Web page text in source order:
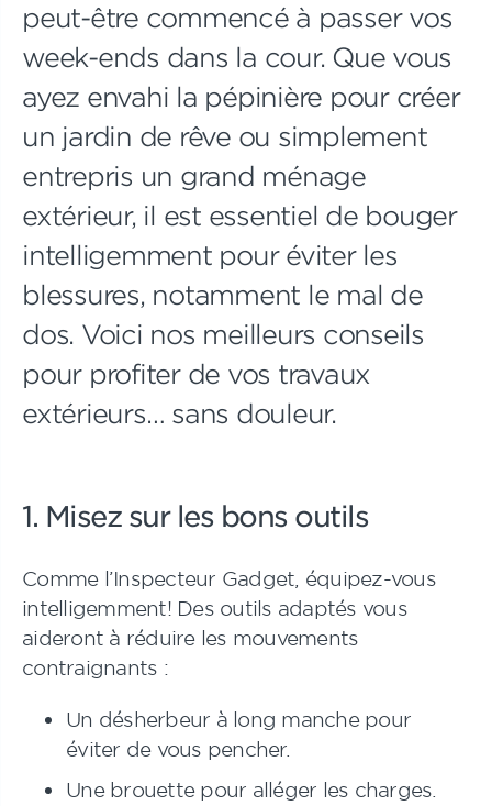
peut-être commencé à passer vos
week-ends dans la cour. Que vous
ayez envahi la pépinière pour créer
un jardin de rêve ou simplement
entrepris un grand ménage
extérieur, il est essentiel de bouger
intelligemment pour éviter les
blessures, notamment le mal de
dos. Voici nos meilleurs conseils
pour profiter de vos travaux
extérieurs… sans douleur.
1. Misez sur les bons outils
Comme l’Inspecteur Gadget, équipez-vous
intelligemment! Des outils adaptés vous
aideront à réduire les mouvements
contraignants :
Un désherbeur à long manche pour
éviter de vous pencher.
Une brouette pour alléger les charges.